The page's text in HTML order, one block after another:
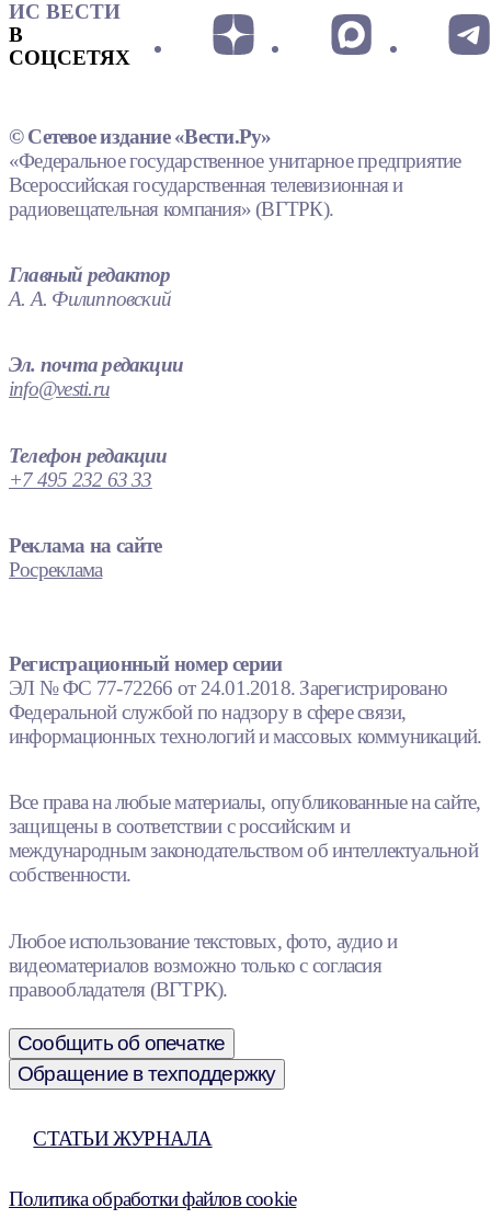
ИС ВЕСТИ
В
СОЦСЕТЯХ
© Сетевое издание «Вести.Ру»
«Федеральное государственное унитарное предприятие
Всероссийская государственная телевизионная и
радиовещательная компания» (ВГТРК).
Главный редактор
А. А. Филипповский
Эл. почта редакции
info@vesti.ru
Телефон редакции
+7 495 232 63 33
Реклама на сайте
Росреклама
Регистрационный номер серии
ЭЛ № ФС 77-72266 от 24.01.2018. Зарегистрировано
Федеральной службой по надзору в сфере связи,
информационных технологий и массовых коммуникаций.
Все права на любые материалы, опубликованные на сайте,
защищены в соответствии с российским и
международным законодательством об интеллектуальной
собственности.
Любое использование текстовых, фото, аудио и
видеоматериалов возможно только с согласия
правообладателя (ВГТРК).
Сообщить об опечатке
Обращение в техподдержку
СТАТЬИ ЖУРНАЛА
Политика обработки файлов cookie